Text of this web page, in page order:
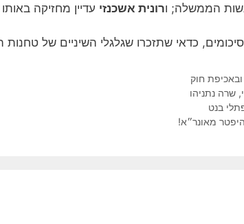
הממשלה; ורונית אשכנזי עדיין מחזיקה
כדאי שתזכרו שגלגלי השיניים של
חוק
, שרה נתניהו
בנט
מאונר״א!